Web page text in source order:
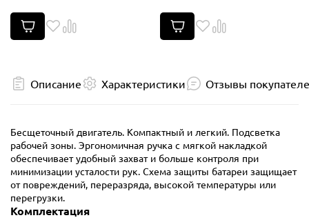
Описание Характеристики Отзывы
Бесщеточный двигатель. Компактный и легкий. Подсветка
рабочей зоны. Эргономичная ручка с мягкой накладкой
обеспечивает удобный захват и больше контроля при
минимизации усталости рук. Схема защиты батареи защищает
от повреждений, переразряда, высокой температуры или
перегрузки.
Комплектация